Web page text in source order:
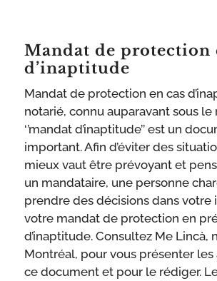
Mandat de protection
d’inaptitude
Mandat de protection en cas
notarié, connu auparavant sous le
‘’mandat d’inaptitude’’ est un
important. Afin d’éviter des
mieux vaut être prévoyant et
un mandataire, une personne
prendre des décisions dans votre
votre mandat de protection en
d’inaptitude. Consultez Me Lincà,
Montréal, pour vous présenter les
ce document et pour le rédiger.